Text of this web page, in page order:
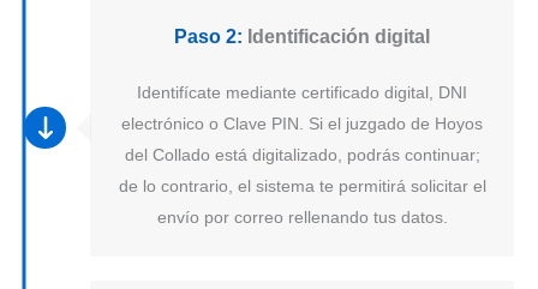
Paso 2: Identificación digital
Identifícate mediante certificado digital, DNI
electrónico o Clave PIN. Si el juzgado de Hoyos
del Collado está digitalizado, podrás continuar;
de lo contrario, el sistema te permitirá solicitar el
envío por correo rellenando tus datos.